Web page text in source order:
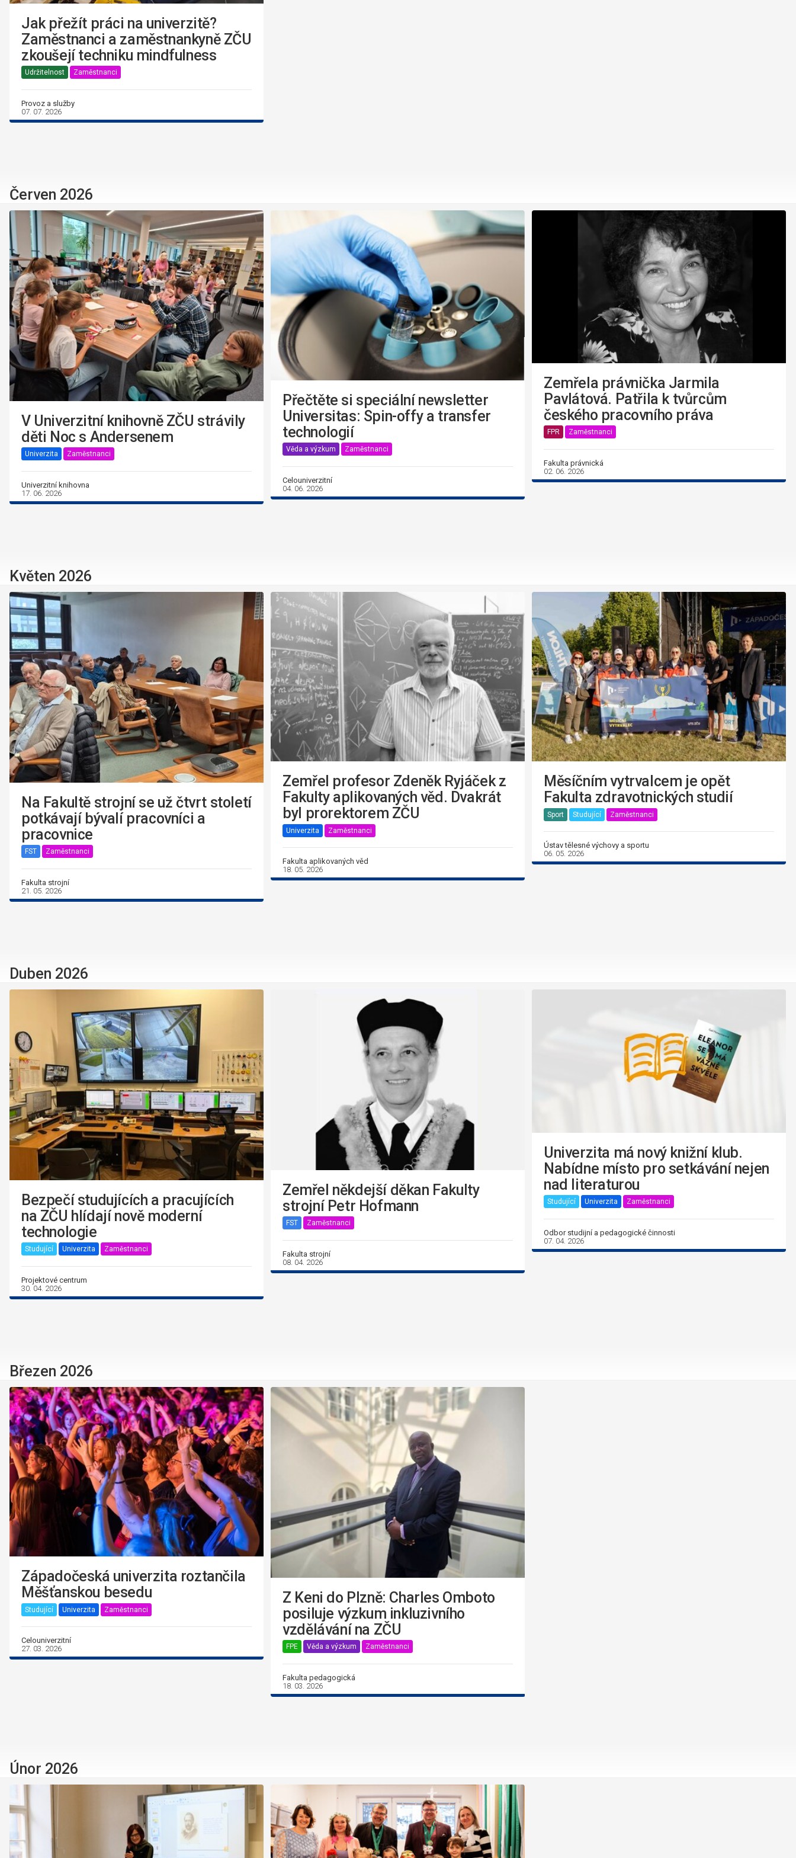
Jak přežít práci na univerzitě?
Zaměstnanci a zaměstnankyně ZČU
zkoušejí techniku mindfulness
Udržitelnost Zaměstnanci
Provoz a služby
07. 07. 2026
Červen 2026
V Univerzitní knihovně ZČU strávily
děti Noc s Andersenem
Univerzita Zaměstnanci
Univerzitní knihovna
17. 06. 2026
Přečtěte si speciální newsletter
Universitas: Spin-offy a transfer
technologií
Věda a výzkum Zaměstnanci
Celouniverzitní
04. 06. 2026
Zemřela právnička Jarmila
Pavlátová. Patřila k tvůrcům
českého pracovního práva
FPR Zaměstnanci
Fakulta právnická
02. 06. 2026
Květen 2026
Na Fakultě strojní se už čtvrt století
potkávají bývalí pracovníci a
pracovnice
FST Zaměstnanci
Fakulta strojní
21. 05. 2026
Zemřel profesor Zdeněk Ryjáček z
Fakulty aplikovaných věd. Dvakrát
byl prorektorem ZČU
Univerzita Zaměstnanci
Fakulta aplikovaných věd
18. 05. 2026
Měsíčním vytrvalcem je opět
Fakulta zdravotnických studií
Sport Studující Zaměstnanci
Ústav tělesné výchovy a sportu
06. 05. 2026
Duben 2026
Bezpečí studujících a pracujících
na ZČU hlídají nově moderní
technologie
Studující Univerzita Zaměstnanci
Projektové centrum
30. 04. 2026
Zemřel někdejší děkan Fakulty
strojní Petr Hofmann
FST Zaměstnanci
Fakulta strojní
08. 04. 2026
Univerzita má nový knižní klub.
Nabídne místo pro setkávání nejen
nad literaturou
Studující Univerzita Zaměstnanci
Odbor studijní a pedagogické činnosti
07. 04. 2026
Březen 2026
Západočeská univerzita roztančila
Měšťanskou besedu
Studující Univerzita Zaměstnanci
Celouniverzitní
27. 03. 2026
Z Keni do Plzně: Charles Omboto
posiluje výzkum inkluzivního
vzdělávání na ZČU
FPE Věda a výzkum Zaměstnanci
Fakulta pedagogická
18. 03. 2026
Únor 2026